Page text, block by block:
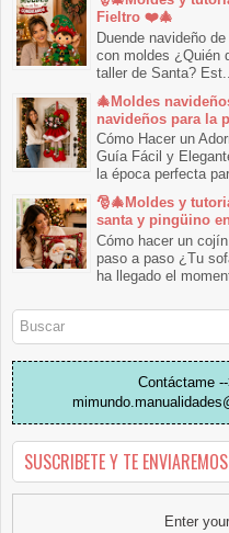
Fieltro ❤️🎄
Duende navideño
con moldes ¿Quién
taller de Santa? Est...
🎄Moldes
navideños para la
Cómo Hacer un
Guía Fácil y
la época perfecta
🎅🎄Moldes y
santa y pingüino
Cómo hacer un
paso a paso ¿Tu
ha llegado el
Contáctame
SUSCRIBETE Y TE
Enter